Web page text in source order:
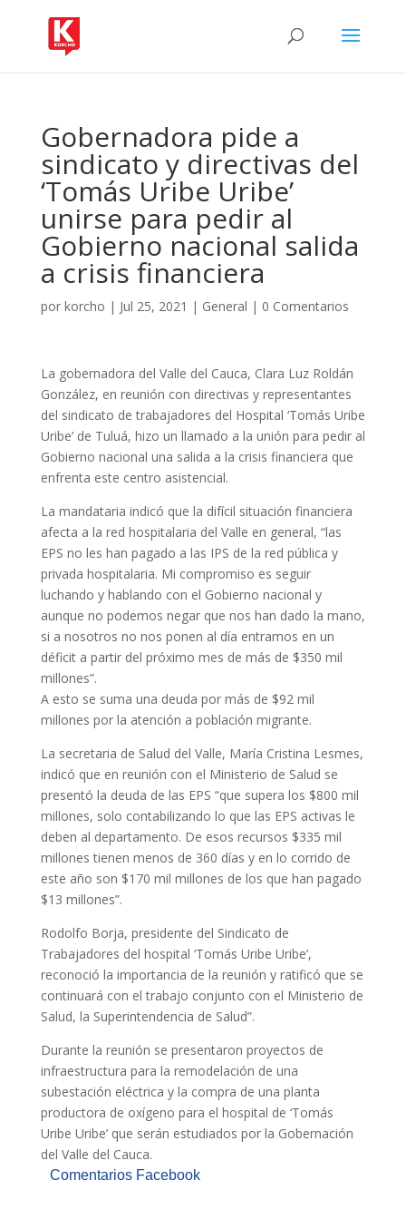
Gobernadora pide a
sindicato y directivas del
‘Tomás Uribe Uribe’
unirse para pedir al
Gobierno nacional salida
a crisis financiera
por korcho | Jul 25, 2021 | General | 0 Comentarios
La gobernadora del Valle del Cauca, Clara Luz Roldán
González, en reunión con directivas y representantes
del sindicato de trabajadores del Hospital ‘Tomás Uribe
Uribe’ de Tuluá, hizo un llamado a la unión para pedir al
Gobierno nacional una salida a la crisis financiera que
enfrenta este centro asistencial.
La mandataria indicó que la difícil situación financiera
afecta a la red hospitalaria del Valle en general, “las
EPS no les han pagado a las IPS de la red pública y
privada hospitalaria. Mi compromiso es seguir
luchando y hablando con el Gobierno nacional y
aunque no podemos negar que nos han dado la mano,
si a nosotros no nos ponen al día entramos en un
déficit a partir del próximo mes de más de $350 mil
millones”.
A esto se suma una deuda por más de $92 mil
millones por la atención a población migrante.
La secretaria de Salud del Valle, María Cristina Lesmes,
indicó que en reunión con el Ministerio de Salud se
presentó la deuda de las EPS “que supera los $800 mil
millones, solo contabilizando lo que las EPS activas le
deben al departamento. De esos recursos $335 mil
millones tienen menos de 360 días y en lo corrido de
este año son $170 mil millones de los que han pagado
$13 millones”.
Rodolfo Borja, presidente del Sindicato de
Trabajadores del hospital ‘Tomás Uribe Uribe’,
reconoció la importancia de la reunión y ratificó que se
continuará con el trabajo conjunto con el Ministerio de
Salud, la Superintendencia de Salud”.
Durante la reunión se presentaron proyectos de
infraestructura para la remodelación de una
subestación eléctrica y la compra de una planta
productora de oxígeno para el hospital de ‘Tomás
Uribe Uribe’ que serán estudiados por la Gobernación
del Valle del Cauca.
Comentarios Facebook